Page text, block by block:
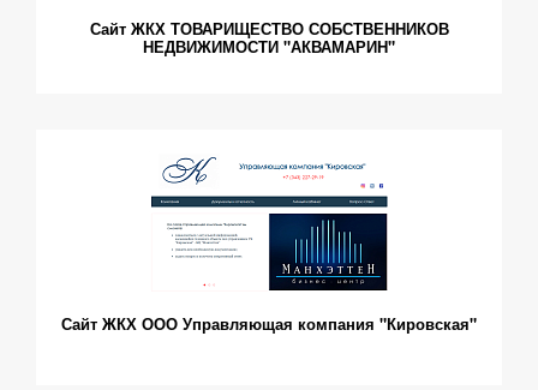
Сайт ЖКХ ТОВАРИЩЕСТВО СОБСТВЕННИКОВ
НЕДВИЖИМОСТИ "АКВАМАРИН"
Сайт ЖКХ ООО Управляющая компания "Кировская"